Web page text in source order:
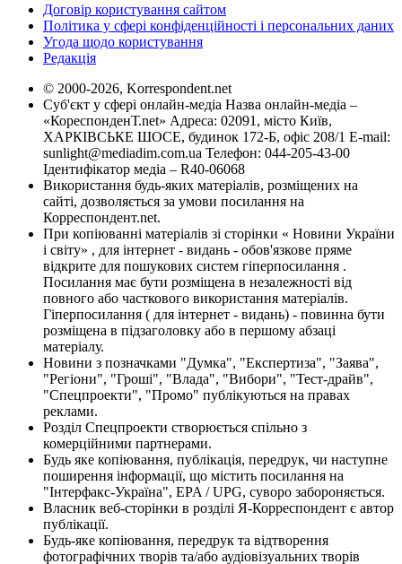
Договір користування сайтом
Політика у сфері конфіденційності і персональних даних
Угода щодо користування
Редакція
© 2000-2026, Korrespondent.net
Суб'єкт у сфері онлайн-медіа Назва онлайн-медіа –
«КореспонденТ.net» Адреса: 02091, місто Київ,
ХАРКІВСЬКЕ ШОСЕ, будинок 172-Б, офіс 208/1 E-mail:
sunlight@mediadim.com.ua Телефон: 044-205-43-00
Ідентифікатор медіа – R40-06068
Використання будь-яких матеріалів, розміщених на
сайті, дозволяється за умови посилання на
Корреспондент.net.
При копіюванні матеріалів зі сторінки « Новини України
і світу» , для інтернет - видань - обов'язкове пряме
відкрите для пошукових систем гіперпосилання .
Посилання має бути розміщена в незалежності від
повного або часткового використання матеріалів.
Гіперпосилання ( для інтернет - видань) - повинна бути
розміщена в підзаголовку або в першому абзаці
матеріалу.
Новини з позначками "Думка", "Експертиза", "Заява",
"Регіони", "Гроші", "Влада", "Вибори", "Тест-драйв",
"Спецпроекти", "Промо" публікуються на правах
реклами.
Розділ Спецпроекти створюється спільно з
комерційними партнерами.
Будь яке копіювання, публікація, передрук, чи наступне
поширення інформації, що містить посилання на
"Інтерфакс-Україна", EPA / UPG, суворо забороняється.
Власник веб-сторінки в розділі Я-Корреспондент є автор
публікації.
Будь-яке копіювання, передрук та відтворення
фотографічних творів та/або аудіовізуальних творів